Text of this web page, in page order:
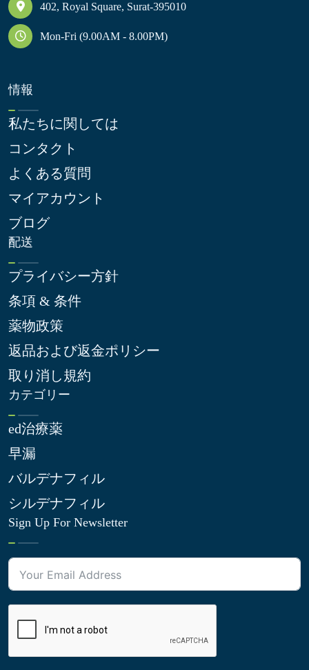
402, Royal Square, Surat-395010
Mon-Fri (9.00AM - 8.00PM)
情報
私たちに関しては
コンタクト
よくある質問
マイアカウント
ブログ
配送
プライバシー方針
条項 & 条件
薬物政策
返品および返金ポリシー
取り消し規約
カテゴリー
ed治療薬
早漏
バルデナフィル
シルデナフィル
Sign Up For Newsletter